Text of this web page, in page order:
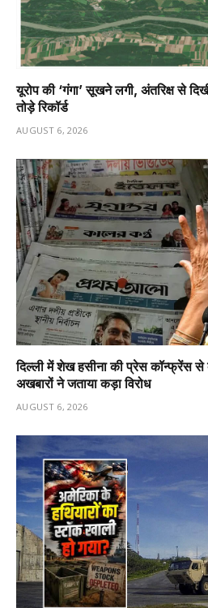
यूरोप की ‘गंगा’ सूखने लगी, अंतरिक्ष से
तोड़े रिकॉर्ड
AUGUST 6, 2026
दिल्ली में शेख हसीना की प्रेस कॉन्फ्रेंस से
अखबारों ने जताया कड़ा विरोध
AUGUST 6, 2026